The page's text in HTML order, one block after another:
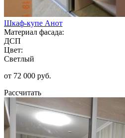
Шкаф-купе Анот
Материал фасада:
ДСП
Цвет:
Светлый
от 72 000 руб.
Рассчитать